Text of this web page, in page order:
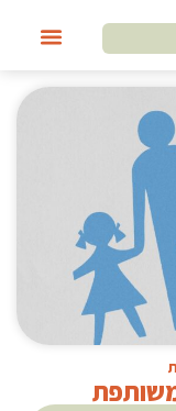
משותפת